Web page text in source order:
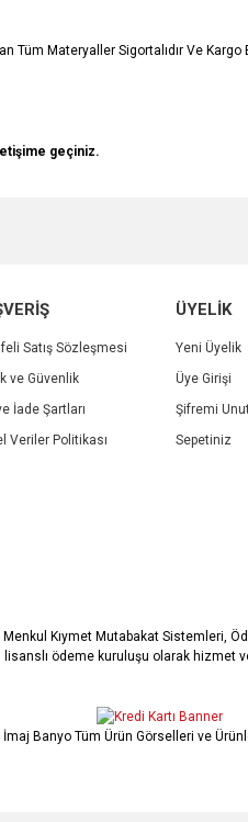
Materyaller Sigortalıdır Ve
geçiniz.
Yorum Yaz
Satış Sözleşmesi
ve Güvenlik
İade Şartları
Veriler Politikası
ÜYELİK
Yeni Üyelik
Üye Girişi
Şifremi
Sepetiniz
Kıymet Mutabakat Sistemleri,
lisanslı ödeme kuruluşu olarak hizmet
Banyo Tüm Ürün Görselleri ve